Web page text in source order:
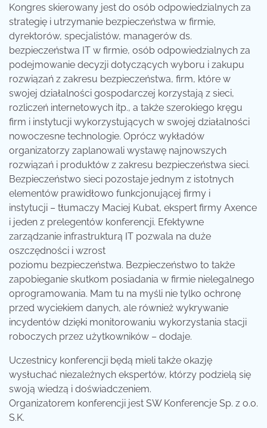
Kongres skierowany jest do osób odpowiedzialnych za
strategię i utrzymanie bezpieczeństwa w firmie,
dyrektorów, specjalistów, managerów ds.
bezpieczeństwa IT w firmie, osób odpowiedzialnych za
podejmowanie decyzji dotyczących wyboru i zakupu
rozwiązań z zakresu bezpieczeństwa, firm, które w
swojej działalności gospodarczej korzystają z sieci,
rozliczeń internetowych itp., a także szerokiego kręgu
firm i instytucji wykorzystujących w swojej działalności
nowoczesne technologie. Oprócz wykładów
organizatorzy zaplanowali wystawę najnowszych
rozwiązań i produktów z zakresu bezpieczeństwa sieci.
Bezpieczeństwo sieci pozostaje jednym z istotnych
elementów prawidłowo funkcjonującej firmy i
instytucji – tłumaczy Maciej Kubat, ekspert firmy Axence
i jeden z prelegentów konferencji. Efektywne
zarządzanie infrastrukturą IT pozwala na duże
oszczędności i wzrost
poziomu bezpieczeństwa. Bezpieczeństwo to także
zapobieganie skutkom posiadania w firmie nielegalnego
oprogramowania. Mam tu na myśli nie tylko ochronę
przed wyciekiem danych, ale również wykrywanie
incydentów dzięki monitorowaniu wykorzystania stacji
roboczych przez użytkowników – dodaje.
Uczestnicy konferencji będą mieli także okazję
wysłuchać niezależnych ekspertów, którzy podzielą się
swoją wiedzą i doświadczeniem.
Organizatorem konferencji jest SW Konferencje Sp. z o.o.
S.K.